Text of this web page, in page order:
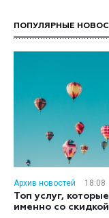
ПОПУЛЯРНЫЕ
Архив новостей
18:08
Топ услуг,
именно со скидкой